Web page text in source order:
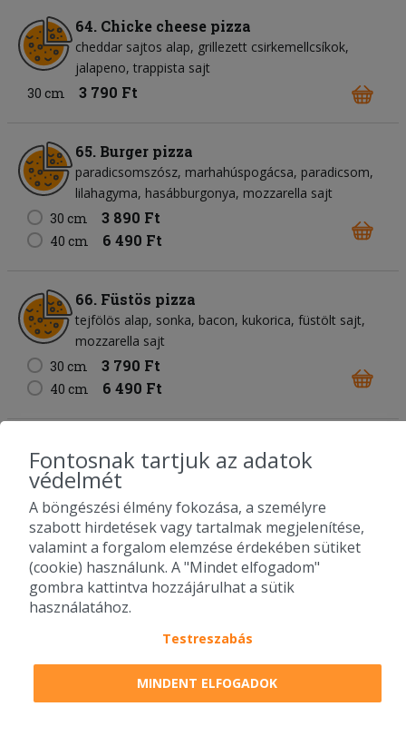
64. Chicke cheese pizza
cheddar sajtos alap grillezett csirkemellcsíkok
jalapeno trappista sajt
30 cm
3 790 Ft
65. Burger pizza
paradicsomszósz marhahúspogácsa paradicsom
lilahagyma hasábburgonya mozzarella sajt
30 cm
3 890 Ft
40 cm 6 490 Ft
66. Füstös pizza
tejfölös alap sonka bacon kukorica füstölt sajt
mozzarella sajt
30 cm
3 790 Ft
40 cm 6 490 Ft
67. Carbonara pizza
fokhagymás-tejfölös alap sonka bacon
füstölt sajt
30 cm
3 890 Ft
40 cm 6 490 Ft
68. Füstös BBQ pizza
BBQ alap
mozzarella sajt
30 cm
3 790 Ft
6 490 Ft
Fontosnak tartjuk az adatok
védelmét
A böngészési élmény fokozása, a személyre
szabott hirdetések vagy tartalmak megjelenítése,
valamint a forgalom elemzése érdekében sütiket
(cookie) használunk. A "Mindet elfogadom"
gombra kattintva hozzájárulhat a sütik
használatához.
Testreszabás
MINDENT ELFOGADOK